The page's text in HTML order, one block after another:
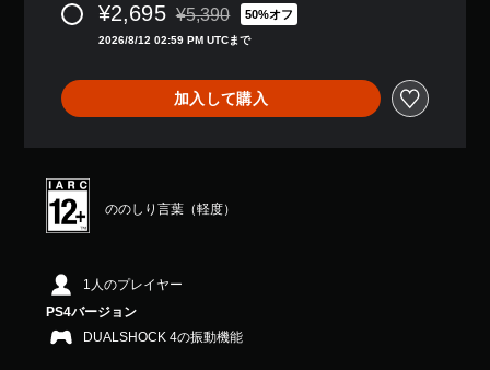
¥2,695 通常価格¥5,390より値引き
¥5,390 50%オフ
2026/8/12 02:59 PM UTCまで
加入して購入
ののしり言葉（軽度）
1人のプレイヤー
PS4バージョン
DUALSHOCK 4の振動機能